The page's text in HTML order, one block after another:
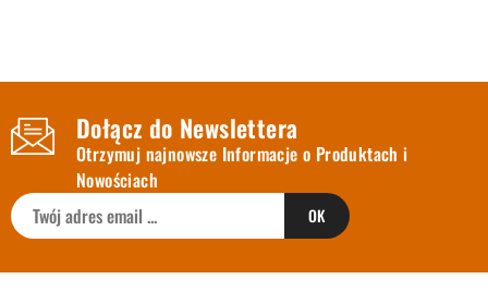
Dołącz do Newslettera
Otrzymuj najnowsze Informacje o Produktach i
Nowościach